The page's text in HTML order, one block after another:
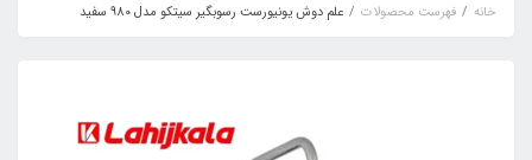
خانه فهرست محصولات علم دوش یونیورست رسوبگیر سیتکو مدل 980 سفید